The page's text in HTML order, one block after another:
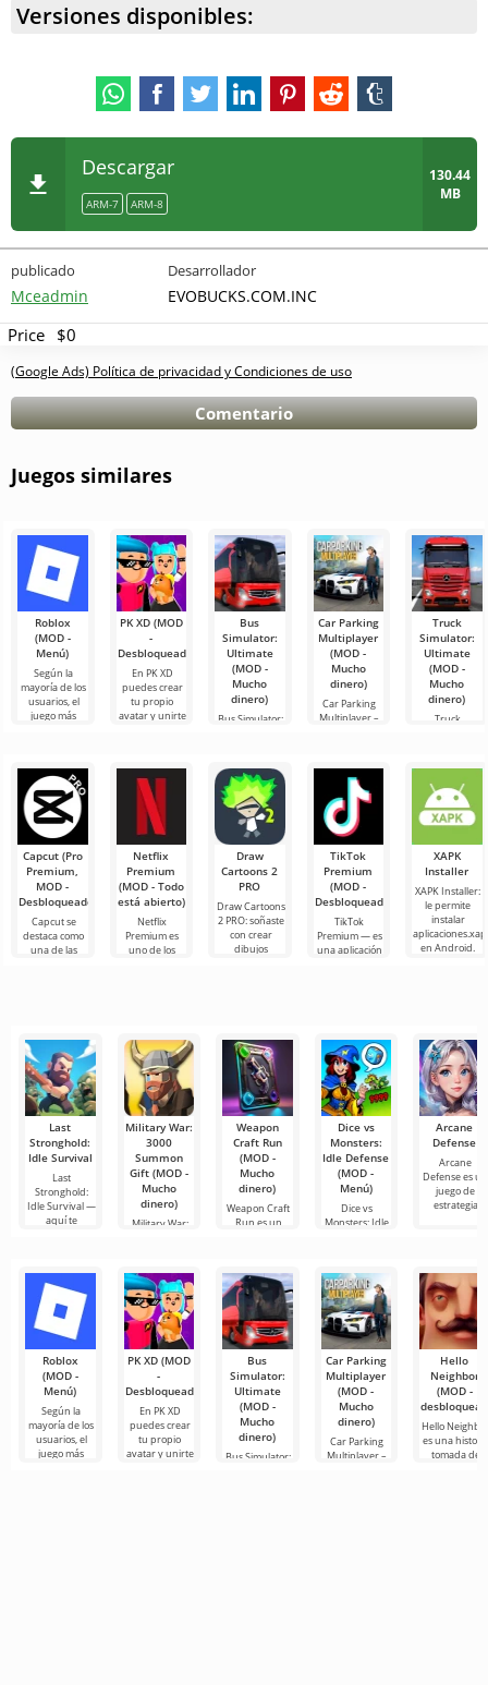
Versiones disponibles:
Descargar
ARM-7 ARM-8
130.44
MB
publicado
Mceadmin
Desarrollador
EVOBUCKS.COM.INC
Price $0
(Google Ads) Política de privacidad y Condiciones de uso
Comentario
Juegos similares
Roblox
(MOD -
Menú)
Según la
mayoría de los
usuarios, el
juego más
Este
PK XD (MOD
-
Desbloqueado)
En PK XD
puedes crear
tu propio
avatar y unirte
Los gráficos
Bus
Simulator:
Ultimate
(MOD -
Mucho
dinero)
Bus Simulator:
para Android
que ofrece
infinitas
Car Parking
Multiplayer
(MOD -
Mucho
dinero)
Car Parking
Multiplayer –
donde los
jugadores
asumen el
papel de
Truck
Simulator:
Ultimate
(MOD -
Mucho
dinero)
Truck
simulador de
transporte de
mercancías y
Capcut (Pro
Premium,
MOD -
Desbloqueado)
Capcut se
destaca como
una de las
Netflix
Premium
(MOD - Todo
está abierto)
Netflix
Premium es
uno de los
Draw
Cartoons 2
PRO
Draw Cartoons
2 PRO: soñaste
con crear
dibujos
TikTok
Premium
(MOD -
Desbloqueado)
TikTok
Premium — es
una aplicación
XAPK
Installer
XAPK Installer:
le permite
instalar
en Android.
Last
Stronghold:
Idle Survival
Last
Stronghold:
Idle Survival —
aquí te
Military War:
3000
Summon
Gift (MOD -
Mucho
dinero)
Military War:
Weapon
Craft Run
(MOD -
Mucho
dinero)
Weapon Craft
Run es un
Dice vs
Monsters:
Idle Defense
(MOD -
Menú)
Dice vs
Monsters: Idle
Arcane
Defense
Arcane
Defense es un
juego de
estrategia
Roblox
(MOD -
Menú)
Según la
mayoría de los
usuarios, el
juego más
PK XD (MOD
-
Desbloqueado)
En PK XD
puedes crear
tu propio
avatar y unirte
Bus
Simulator:
Ultimate
(MOD -
Mucho
dinero)
Bus Simulator:
Car Parking
Multiplayer
(MOD -
Mucho
dinero)
Car Parking
Multiplayer –
Hello
Neighbor
(MOD -
Hello
es una historia
tomada de